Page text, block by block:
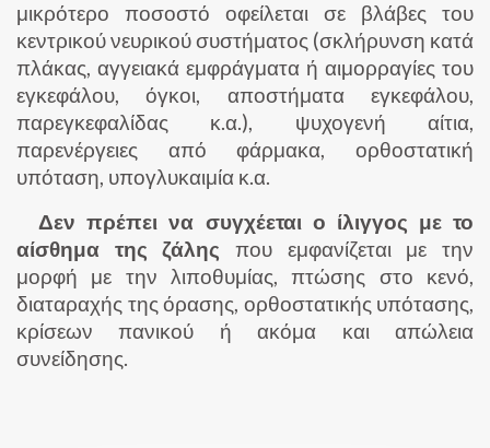
μικρότερο ποσοστό οφείλεται σε βλάβες του
κεντρικού νευρικού συστήματος (σκλήρυνση κατά
πλάκας, αγγειακά εμφράγματα ή αιμορραγίες του
εγκεφάλου, όγκοι, αποστήματα εγκεφάλου,
παρεγκεφαλίδας κ.α.), ψυχογενή αίτια,
παρενέργειες από φάρμακα, ορθοστατική
υπόταση, υπογλυκαιμία κ.α.
Δεν πρέπει να συγχέεται ο ίλιγγος με το
αίσθημα της ζάλης που εμφανίζεται με την
μορφή με την λιποθυμίας, πτώσης στο κενό,
διαταραχής της όρασης, ορθοστατικής υπότασης,
κρίσεων πανικού ή ακόμα και απώλεια
συνείδησης.